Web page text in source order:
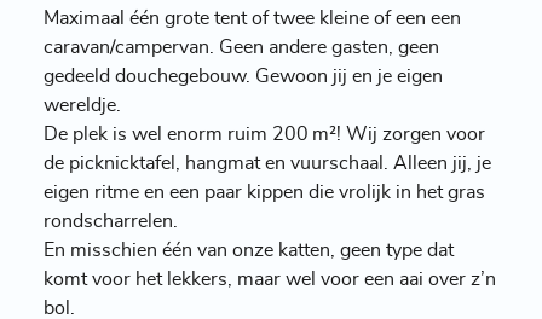
Maximaal één grote tent of twee kleine of een een
caravan/campervan. Geen andere gasten, geen
gedeeld douchegebouw. Gewoon jij en je eigen
wereldje.
De plek is wel enorm ruim 200 m²! Wij zorgen voor
de picknicktafel, hangmat en vuurschaal. Alleen jij, je
eigen ritme en een paar kippen die vrolijk in het gras
rondscharrelen.
En misschien één van onze katten, geen type dat
komt voor het lekkers, maar wel voor een aai over z’n
bol.